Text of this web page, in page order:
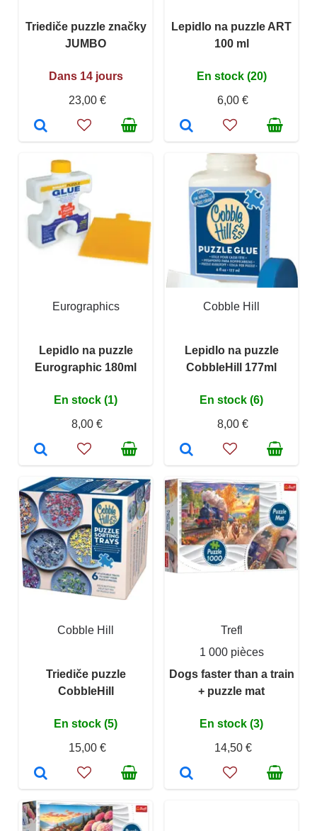
Triediče puzzle značky
JUMBO
Dans 14 jours
23,00 €
Lepidlo na puzzle ART
100 ml
En stock (20)
6,00 €
Eurographics
Lepidlo na puzzle
Eurographic 180ml
En stock (1)
8,00 €
Cobble Hill
Lepidlo na puzzle
CobbleHill 177ml
En stock (6)
8,00 €
Cobble Hill
Triediče puzzle
CobbleHill
En stock (5)
15,00 €
Trefl
1 000 pièces
Dogs faster than a train
+ puzzle mat
En stock (3)
14,50 €